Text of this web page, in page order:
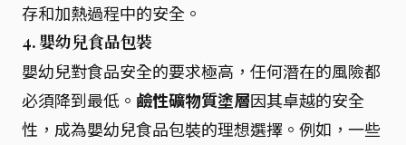
存和加熱過程中的安全。
4. 嬰幼兒食品包裝
嬰幼兒對食品安全的要求極高，任何潛在的風險都
必須降到最低。 鹼性礦物質塗層因其卓越的安全
性，成為嬰幼兒食品包裝的理想選擇。例如，一些